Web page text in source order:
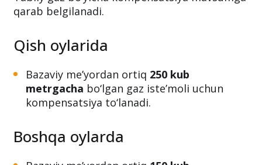
kompensatsiya miqdori
Tabiiy gaz bo‘yicha kompensatsiya mavsumga
qarab belgilanadi.
Qish oylarida
metrgacha
bo‘lgan gaz iste’moli uchun
kompensatsiya to‘lanadi.